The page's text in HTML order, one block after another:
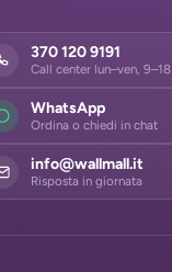
370 120 9191
Call center lun–ven, 9–18
WhatsApp
Ordina o chiedi in chat
info@wallmall.it
Risposta in giornata